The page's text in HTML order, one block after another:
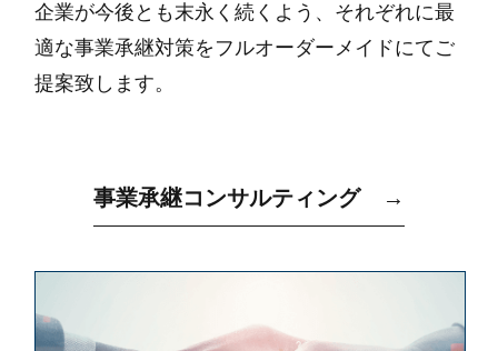
企業が今後とも末永く続くよう、それぞれに最
適な事業承継対策をフルオーダーメイドにてご
提案致します。
事業承継コンサルティング →